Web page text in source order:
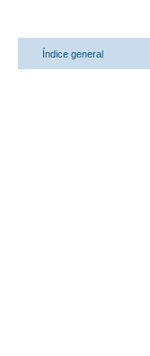
Índice general